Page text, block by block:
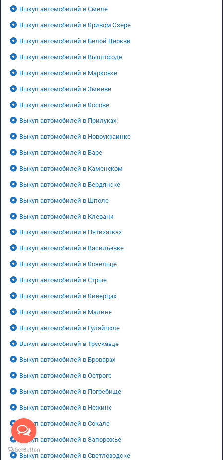
Выкуп автомобилей в Смеле
Выкуп автомобилей в Кривом Озере
Выкуп автомобилей в Белой Церкви
Выкуп автомобилей в Вышгороде
Выкуп автомобилей в Марковке
Выкуп автомобилей в Змиеве
Выкуп автомобилей в Косове
Выкуп автомобилей в Прилуках
Выкуп автомобилей в Новоукраинке
Выкуп автомобилей в Баре
Выкуп автомобилей в Каменском
Выкуп автомобилей в Бердянске
Выкуп автомобилей в Шполе
Выкуп автомобилей в Клевани
Выкуп автомобилей в Пятихатках
Выкуп автомобилей в Васильевке
Выкуп автомобилей в Козельце
Выкуп автомобилей в Стрые
Выкуп автомобилей в Киверцах
Выкуп автомобилей в Малине
Выкуп автомобилей в Гуляйполе
Выкуп автомобилей в Трускавце
Выкуп автомобилей в Броварах
Выкуп автомобилей в Остроге
Выкуп автомобилей в Погребище
Выкуп автомобилей в Нежине
Выкуп автомобилей в Сокале
Выкуп автомобилей в Запорожье
Выкуп автомобилей в Светловодске